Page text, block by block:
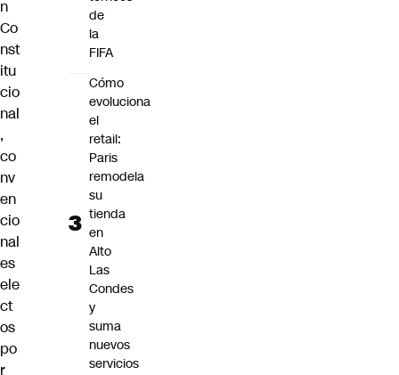
n
Co
nst
itu
cio
nal
,
co
nv
en
cio
nal
es
ele
ct
os
po
r
de
la
FIFA
Cómo
evoluciona
el
retail:
Paris
remodela
su
tienda
en
Alto
Las
Condes
y
suma
nuevos
servicios